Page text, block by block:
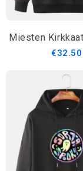
€32.50